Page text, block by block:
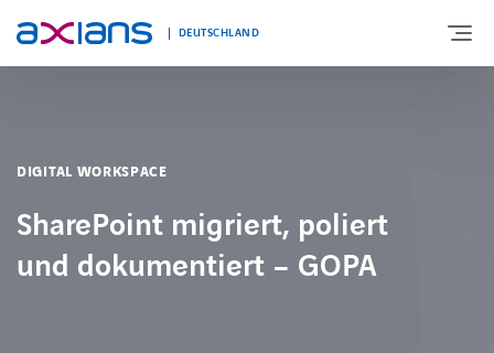
DEUTSCHLAND
PORTFOLIO
DIGITAL WORKSPACE
SharePoint migriert, poliert
und dokumentiert – GOPA